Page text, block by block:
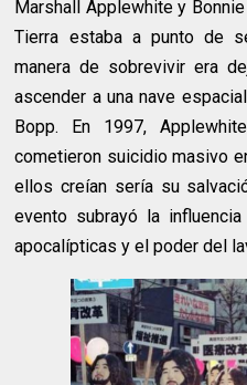
Marshall Applewhite y
Tierra estaba a punto de
manera de sobrevivir era
ascender a una nave
Bopp. En 1997,
cometieron suicidio masivo
ellos creían sería su
evento subrayó la
apocalípticas y el poder del